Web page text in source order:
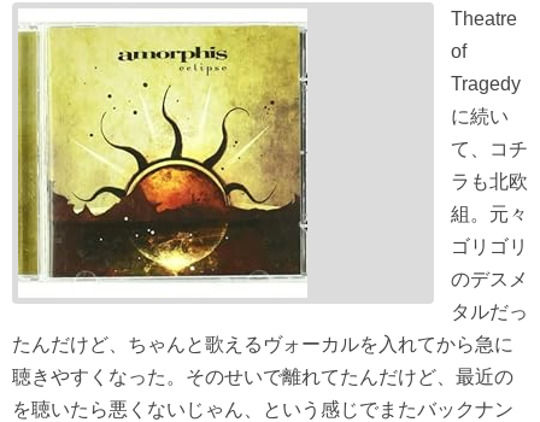
Theatre
of
Tragedy
に続い
て、コチ
ラも北欧
組。元々
ゴリゴリ
のデスメ
タルだっ
たんだけど、ちゃんと歌えるヴォーカルを入れてから急に
聴きやすくなった。そのせいで離れてたんだけど、最近の
を聴いたら悪くないじゃん、という感じでまたバックナン